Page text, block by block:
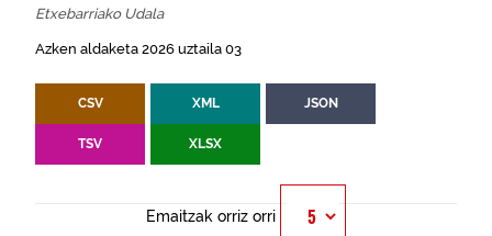
Etxebarriako Udala
Azken aldaketa 2026 uztaila 03
CSV XML JSON
TSV XLSX
Emaitzak orriz orri